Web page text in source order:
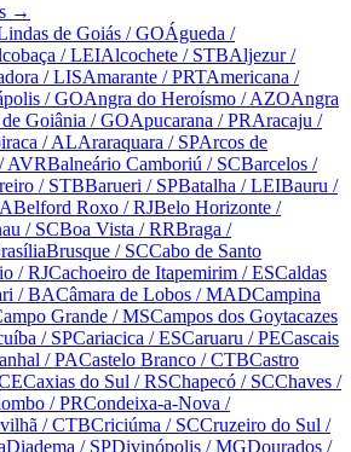
→
de Goiás / GOÁgueda /
/ LEIAlcochete / STBAljezur/
/ LISAmarante / PRTAmericana /
/ GOAngra do Heroísmo / AZOAngra
Goiânia / GOApucarana / PRAracaju /
/ ALAraraquara / SPArcos de
/ AVRBalneário Camboriú / SCBarcelos /
/ STBBarueri / SPBatalha / LEIBauru /
Belford Roxo / RJBelo Horizonte /
/ SCBoa Vista / RRBraga /
Brusque / SCCabo de Santo
/ RJCachoeiro de Itapemirim / ESCaldas
/ BACâmara de Lobos / MADCampina
Grande / MSCampos dos Goytacazes
/ SPCariacica / ESCaruaru / PECascais
/ PACastelo Branco / CTBCastro
Caxias do Sul / RSChapecó / SCChaves /
/ PRCondeixa-a-Nova /
/ CTBCriciúma / SCCruzeiro do Sul /
Diadema / SPDivinópolis / MGDourados /